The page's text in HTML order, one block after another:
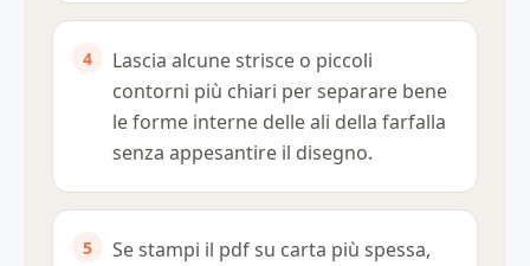
Lascia alcune strisce o piccoli
contorni più chiari per separare bene
le forme interne delle ali della farfalla
senza appesantire il disegno.
Se stampi il pdf su carta più spessa,